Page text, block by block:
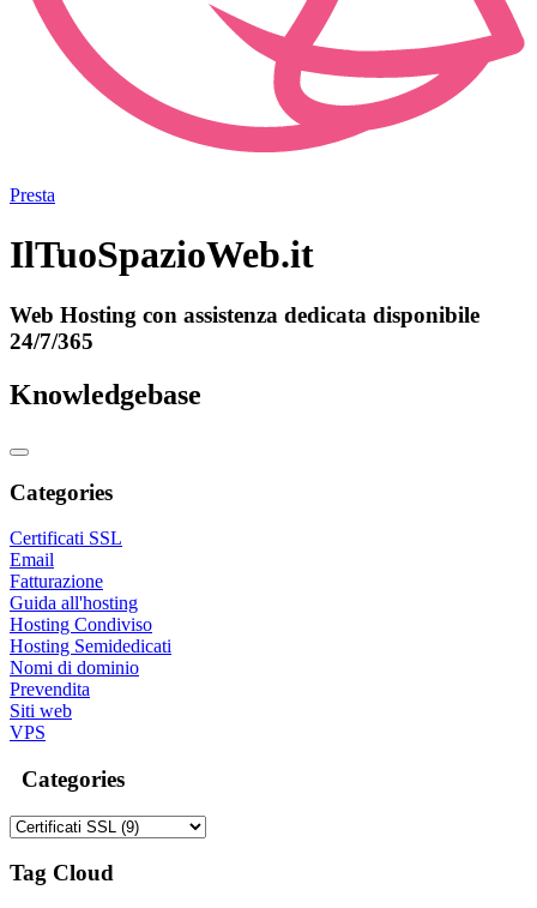
Presta
IlTuoSpazioWeb.it
Web Hosting con assistenza dedicata disponibile
24/7/365
Knowledgebase
Categories
Certificati SSL
Email
Fatturazione
Guida all'hosting
Hosting Condiviso
Hosting Semidedicati
Nomi di dominio
Prevendita
Siti web
VPS
Categories
Tag Cloud